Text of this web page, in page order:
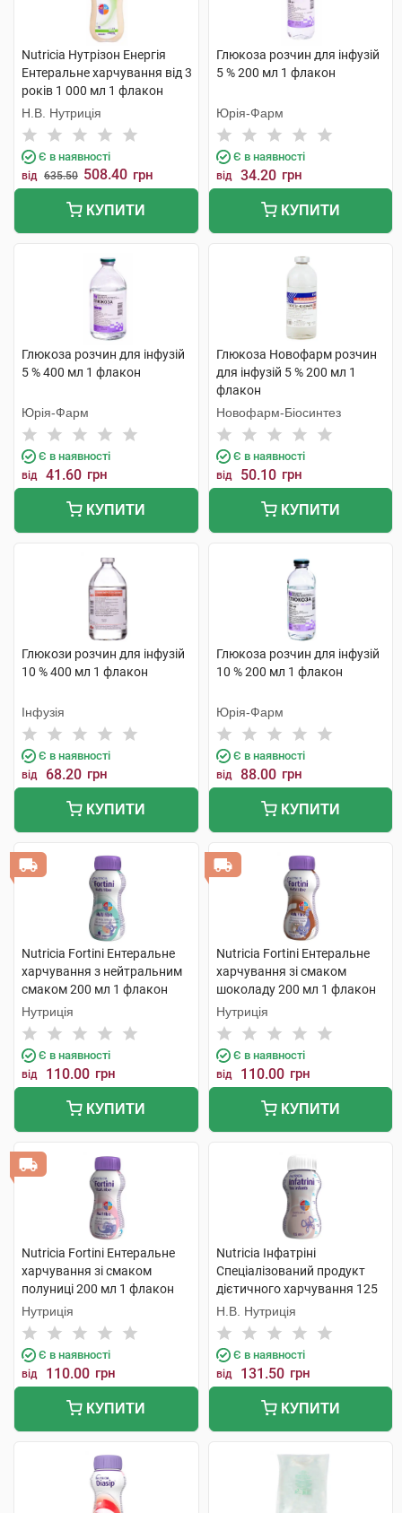
Nutricia Нутрізон Енергія
Ентеральне харчування від 3
років 1 000 мл 1 флакон
Н.В. Нутриція
Є в наявності
від 635.50 508.40 грн
КУПИТИ
Глюкоза розчин для інфузій
5 % 200 мл 1 флакон
Юрія-Фарм
Є в наявності
від 34.20 грн
КУПИТИ
Глюкоза розчин для інфузій
5 % 400 мл 1 флакон
Юрія-Фарм
Є в наявності
від 41.60 грн
КУПИТИ
Глюкоза Новофарм розчин
для інфузій 5 % 200 мл 1
флакон
Новофарм-Біосинтез
Є в наявності
від 50.10 грн
КУПИТИ
Глюкози розчин для інфузій
10 % 400 мл 1 флакон
Інфузія
Є в наявності
від 68.20 грн
КУПИТИ
Глюкоза розчин для інфузій
10 % 200 мл 1 флакон
Юрія-Фарм
Є в наявності
від 88.00 грн
КУПИТИ
Nutricia Fortini Ентеральне
харчування з нейтральним
смаком 200 мл 1 флакон
Нутриція
Є в наявності
від 110.00 грн
КУПИТИ
Nutricia Fortini Ентеральне
харчування зі смаком
шоколаду 200 мл 1 флакон
Нутриція
Є в наявності
від 110.00 грн
КУПИТИ
Nutricia Fortini Ентеральне
харчування зі смаком
полуниці 200 мл 1 флакон
Нутриція
Є в наявності
від 110.00 грн
КУПИТИ
Nutricia Інфатріні
Спеціалізований продукт
дієтичного харчування 125
мл 1 флакон
Н.В. Нутриція
Є в наявності
від 131.50 грн
КУПИТИ